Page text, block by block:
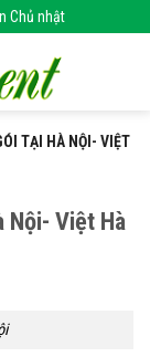
Chủ nhật
TẠI HÀ NỘI- VIỆT
Việt Hà